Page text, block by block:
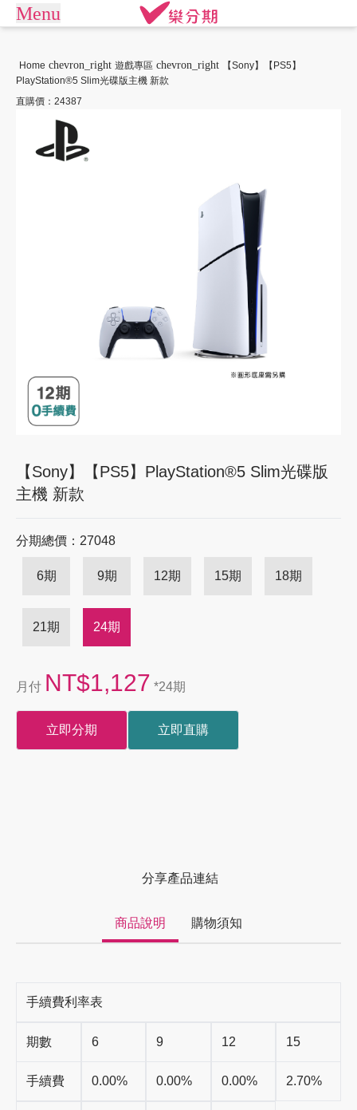
Menu
APPLE專區
商用桌機/筆電
攝影專區
生活家電
珠寶飾品
活動專區
機車專區
商店街
訂單查詢/繳款
Home chevron_right 遊戲專區 chevron_right
【Sony】【PS5】
PlayStation®5 Slim光碟版主機 新款
直購價：24387
【Sony】【PS5】PlayStation®5 Slim光碟版
主機 新款
分期總價：27048
6期 9期 12期 15期 18期
21期 24期
月付 NT$1,127 *24期
立即分期 立即直購
分享產品連結
商品說明 購物須知
手續費利率表
期數
手續費
6
0.00%
9
0.00%
12
0.00%
15
2.70%